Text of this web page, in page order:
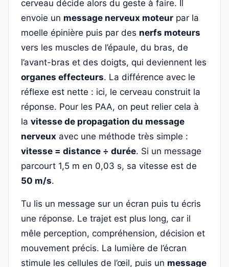
cerveau décide alors du geste à faire. Il
envoie un message nerveux moteur par la
moelle épinière puis par des nerfs moteurs
vers les muscles de l’épaule, du bras, de
l’avant-bras et des doigts, qui deviennent les
organes effecteurs. La différence avec le
réflexe est nette : ici, le cerveau construit la
réponse. Pour les PAA, on peut relier cela à
la vitesse de propagation du message
nerveux avec une méthode très simple :
vitesse = distance ÷ durée. Si un message
parcourt 1,5 m en 0,03 s, sa vitesse est de
50 m/s.
Tu lis un message sur un écran puis tu écris
une réponse. Le trajet est plus long, car il
mêle perception, compréhension, décision et
mouvement précis. La lumière de l’écran
stimule les cellules de l’œil, puis un message